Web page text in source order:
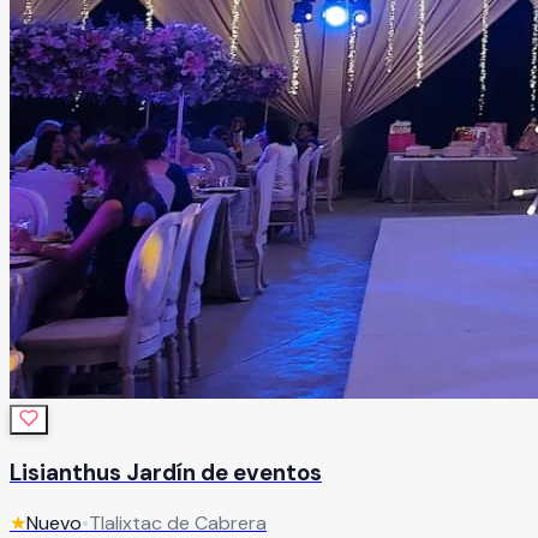
Lisianthus Jardín de eventos
★Nuevo•Tlalixtac de Cabrera